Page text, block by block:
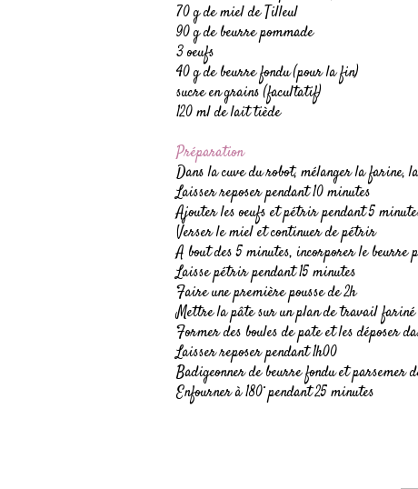
70 g de miel de Tilleul
90 g de beurre pommade
3 oeufs
40 g de beurre fondu (pour la fin)
sucre en grains (facultatif)
120 ml de lait tiède
Préparation
Dans la cuve du robot, mélanger la farine,
Laisser reposer pendant 10 minutes
Ajouter les oeufs et pétrir pendant 5
Verser le miel et continuer de pétrir
A bout des 5 minutes, incorporer le beurre
Laisse pétrir pendant 15 minutes
Faire une première pousse de 2h
Mettre la pâte sur un plan de travail fariné
Former des boules de pate et les déposer
Laisser reposer pendant 1h00
Badigeonner de beurre fondu et parsemer
Enfourner à 180° pendant 25 minutes